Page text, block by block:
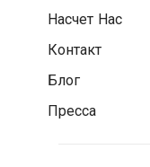
Насчет Нас
Контакт
Блог
Пресса